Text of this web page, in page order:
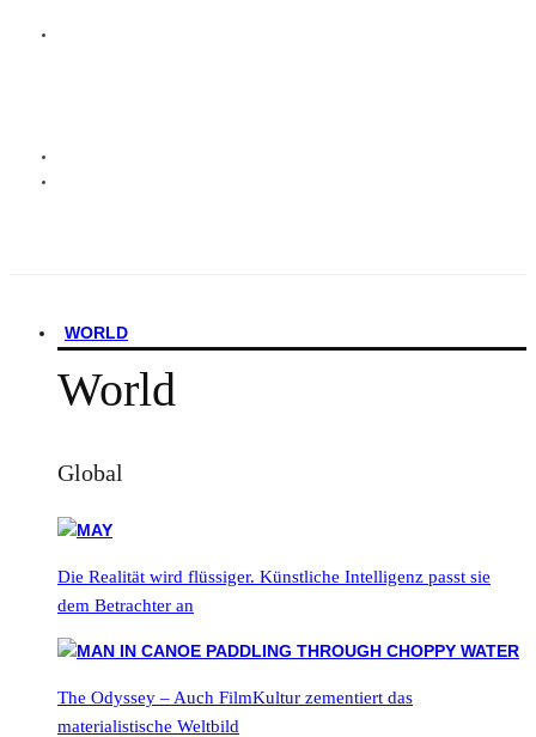
WORLD
World
Global
Die Realität wird flüssiger. Künstliche Intelligenz passt sie
dem Betrachter an
The Odyssey – Auch FilmKultur zementiert das
materialistische Weltbild